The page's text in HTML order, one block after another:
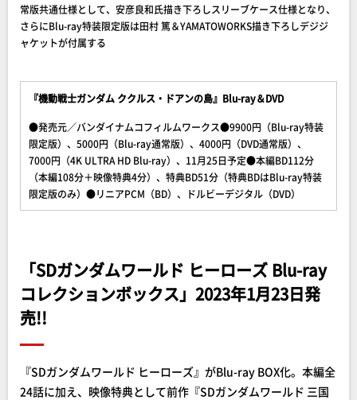
常版共通仕様として、安彦良和氏描き下ろしスリーブケース仕様となり、
さらにBlu-ray特装限定版は田村 篤＆YAMATOWORKS描き下ろしデジジ
ャケットが付属する
『機動戦士ガンダム ククルス・ドアンの島』Blu-ray＆DVD
●発売元／バンダイナムコフィルムワークス●9900円（Blu-ray特装
限定版）、5000円（Blu-ray通常版）、4000円（DVD通常版）、
7000円（4K ULTRA HD Blu-ray）、11月25日予定●本編BD112分
（本編108分＋映像特典4分）、特典BD51分（特典BDはBlu-ray特装
限定版のみ）●リニアPCM（BD）、ドルビーデジタル（DVD）
「SDガンダムワールド ヒーローズ Blu-ray
コレクションボックス」2023年1月23日発
売!!
『SDガンダムワールド ヒーローズ』がBlu-ray BOX化。本編全
24話に加え、映像特典として前作『SDガンダムワールド 三国